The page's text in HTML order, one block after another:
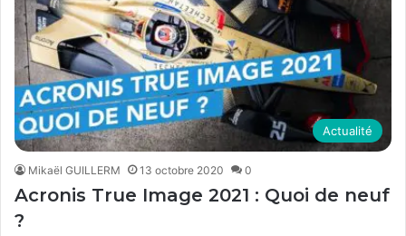
Actualité
Mikaël GUILLERM 13 octobre 2020 0
Acronis True Image 2021 : Quoi de neuf
?